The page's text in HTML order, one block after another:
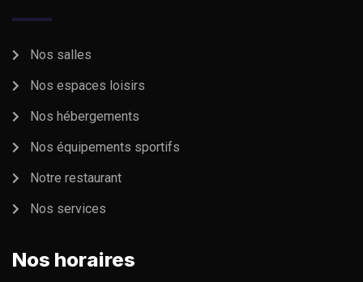
Nos salles
Nos espaces loisirs
Nos hébergements
Nos équipements sportifs
Notre restaurant
Nos services
Nos horaires